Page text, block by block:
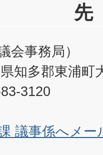
先
会事務局）
知多郡東浦町
3120
議事係へメー